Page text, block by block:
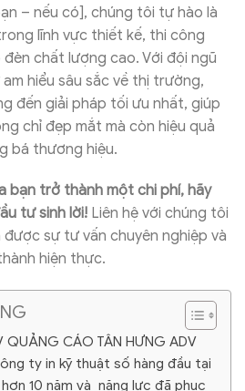
– nếu có], chúng tôi tự hào là
lĩnh vực thiết kế, thi công
chất lượng cao. Với đội ngũ
hiểu sâu sắc về thị trường,
đến giải pháp tối ưu nhất, giúp
chỉ đẹp mắt mà còn hiệu quả
bá thương hiệu.
bạn trở thành một chi phí, hãy
tư sinh lời! Liên hệ với chúng tôi
được sự tư vấn chuyên nghiệp và
hiện thực.
QUẢNG CÁO TÂN HƯNG ADV
ty in kỹ thuật số hàng đầu tại
10 năm và năng lực đã phục